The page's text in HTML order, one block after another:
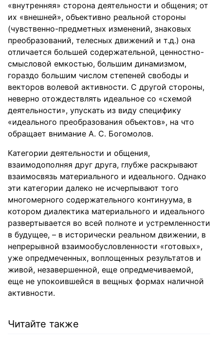
«внутренняя» сторона деятельности и общения; от
их «внешней», объективно реальной стороны
(чувственно-предметных изменений, знаковых
преобразований, телесных движений и т.д.) она
отличается большей содержательной, ценностно-
смысловой емкостью, большим динамизмом,
гораздо большим числом степеней свободы и
векторов волевой активности. С другой стороны,
неверно отождествлять идеальное со «схемой
деятельности», упускать из виду специфику
«идеального преобразования объектов», на что
обращает внимание А. С. Богомолов.
Категории деятельности и общения,
взаимодополняя друг друга, глубже раскрывают
взаимосвязь материального и идеального. Однако
эти категории далеко не исчерпывают того
многомерного содержательного континуума, в
котором диалектика материального и идеального
развертывается во всей полноте и устремленности
в будущее, – в исторически реальном движении, в
непрерывной взаимообусловленности «готовых»,
уже опредмеченных, воплощенных результатов и
живой, незавершенной, еще опредмечиваемой,
еще не упокоившейся в вещных формах наличной
активности.
Читайте также